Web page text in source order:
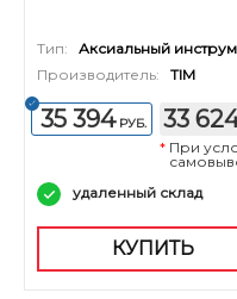
Тип:
Аксиальный
Производитель:
TIM
35 394 РУБ. 33
* При
удаленный склад
КУПИТЬ